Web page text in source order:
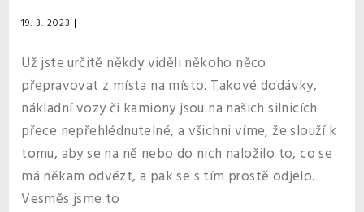
19. 3. 2023 |
Už jste určitě někdy viděli někoho něco
přepravovat z místa na místo. Takové dodávky,
nákladní vozy či kamiony jsou na našich silnicích
přece nepřehlédnutelné, a všichni víme, že slouží k
tomu, aby se na ně nebo do nich naložilo to, co se
má někam odvézt, a pak se s tím prostě odjelo.
Vesměs jsme to